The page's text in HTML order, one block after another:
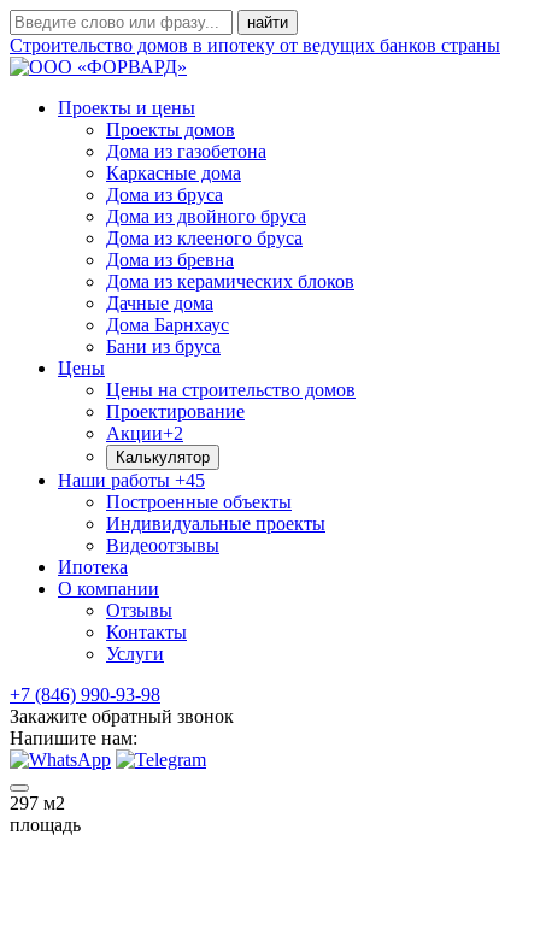
Строительство домов в ипотеку от ведущих банков страны
Проекты и цены
Проекты домов
Дома из газобетона
Каркасные дома
Дома из бруса
Дома из двойного бруса
Дома из клееного бруса
Дома из бревна
Дома из керамических блоков
Дачные дома
Дома Барнхаус
Бани из бруса
Цены
Цены на строительство домов
Проектирование
Акции+2
Калькулятор
Наши работы +45
Построенные объекты
Индивидуальные проекты
Видеоотзывы
Ипотека
О компании
Отзывы
Контакты
Услуги
+7 (846) 990-93-98
Закажите обратный звонок
Напишите нам:
297 м2
площадь